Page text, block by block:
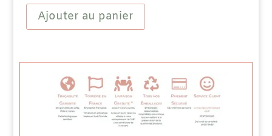
Blend
aromatisée
Ajouter au panier